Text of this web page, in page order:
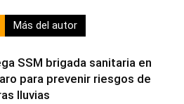
Más del autor
SSM brigada sanitaria en
para prevenir riesgos de
lluvias